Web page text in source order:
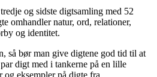
og sidste digtsamling med 52
omhandler natur, ord, relationer,
og identitet.
så bør man give digtene god tid til at
digt med i tankerne på en lille
og eksempler på digte fra